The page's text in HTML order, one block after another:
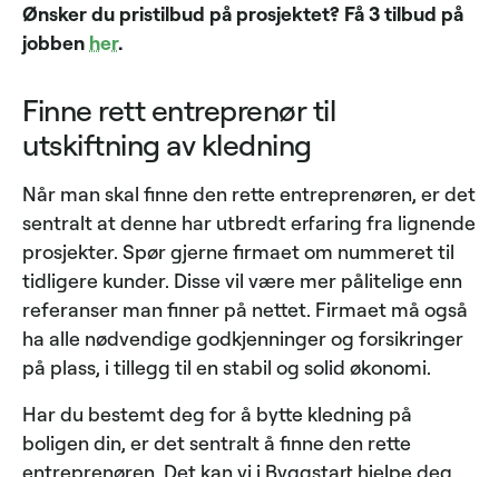
Ønsker du pristilbud på prosjektet? Få 3 tilbud på
jobben her.
Finne rett entreprenør til
utskiftning av kledning
Når man skal finne den rette entreprenøren, er det
sentralt at denne har utbredt erfaring fra lignende
prosjekter. Spør gjerne firmaet om nummeret til
tidligere kunder. Disse vil være mer pålitelige enn
referanser man finner på nettet. Firmaet må også
ha alle nødvendige godkjenninger og forsikringer
på plass, i tillegg til en stabil og solid økonomi.
Har du bestemt deg for å bytte kledning på
boligen din, er det sentralt å finne den rette
entreprenøren. Det kan vi i Byggstart hjelpe deg